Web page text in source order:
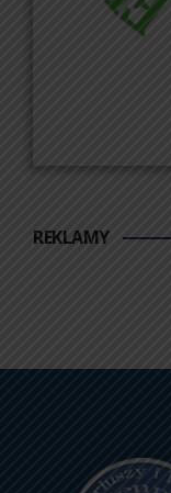
REKLAMY